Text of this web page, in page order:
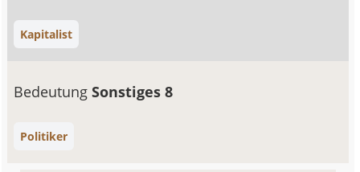
Kapitalist
BedeutungSonstiges 8
Politiker